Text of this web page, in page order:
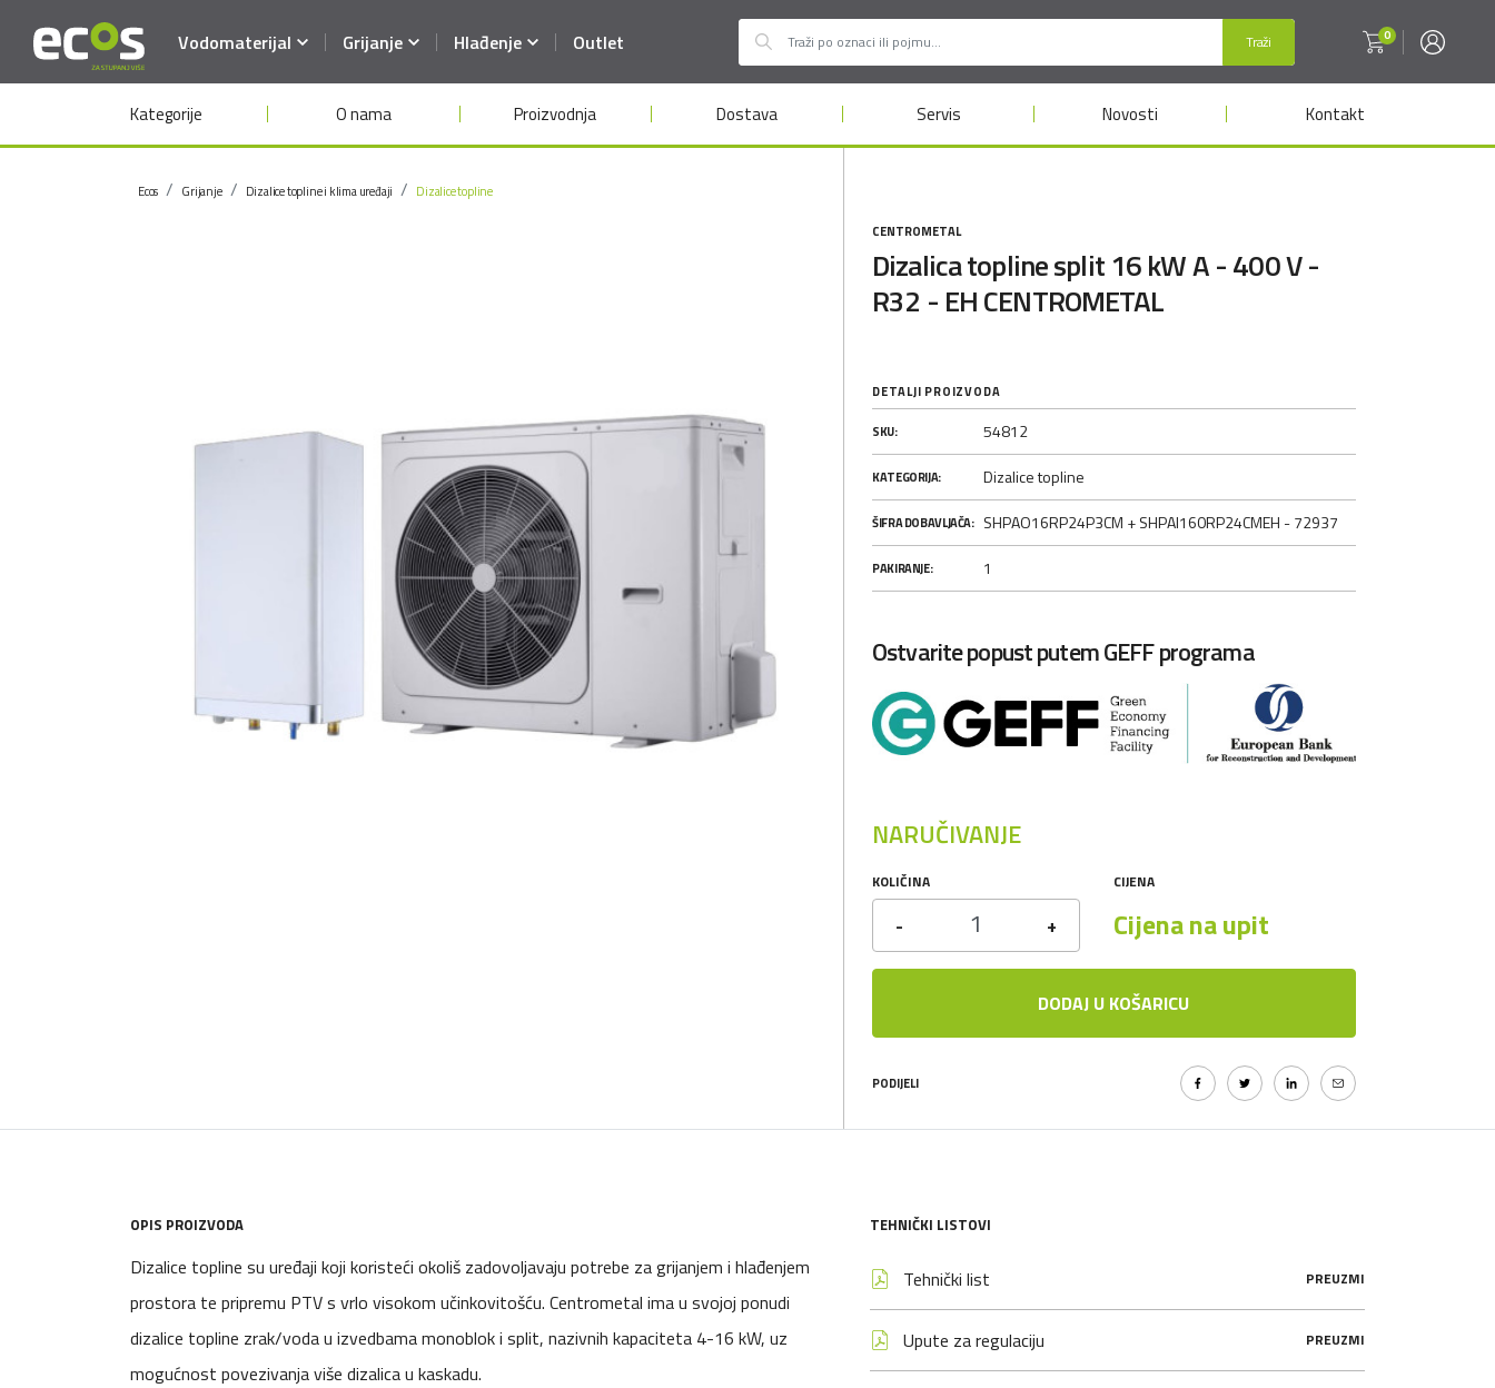
Traži 0
Vodomaterijal Grijanje Hlađenje Outlet
Kategorije O nama Proizvodnja Dostava Servis Novosti Kontakt
Ecos Grijanje Dizalice topline i klima uređaji Dizalice topline
CENTROMETAL
Dizalica topline split 16 kW A - 400 V -
R32 - EH CENTROMETAL
DETALJI PROIZVODA
SKU: 54812
KATEGORIJA: Dizalice topline
ŠIFRA DOBAVLJAČA: SHPAO16RP24P3CM + SHPAI160RP24CMEH - 72937
PAKIRANJE: 1
Ostvarite popust putem GEFF programa
NARUČIVANJE
KOLIČINA
- +
CIJENA
Cijena na upit
DODAJ U KOŠARICU
PODIJELI
OPIS PROIZVODA
Dizalice topline su uređaji koji koristeći okoliš zadovoljavaju potrebe za grijanjem i hlađenjem
prostora te pripremu PTV s vrlo visokom učinkovitošću. Centrometal ima u svojoj ponudi
dizalice topline zrak/voda u izvedbama monoblok i split, nazivnih kapaciteta 4-16 kW, uz
mogućnost povezivanja više dizalica u kaskadu.
TEHNIČKI LISTOVI
Tehnički list PREUZMI
Upute za regulaciju PREUZMI